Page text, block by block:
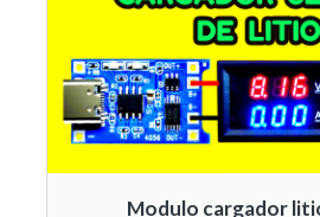
Modulo cargador